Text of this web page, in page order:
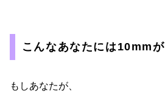
こんなあなたには10mm
もしあなたが、